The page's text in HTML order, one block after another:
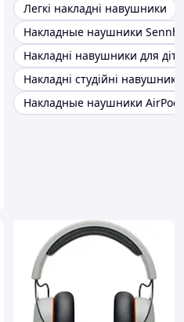
Легкі накладні навушники
Накладные наушники
Накладні навушники для
Накладні студійні навушники
Накладные наушники